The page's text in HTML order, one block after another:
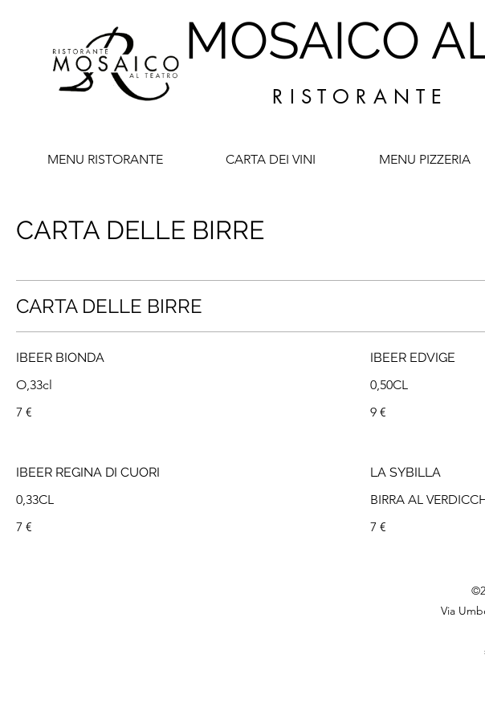
R I S T O R A N T E
MOSAICO
MENU RISTORANTE CARTA DEI VINI MENU PIZZERIA
CARTA DELLE BIRRE
CARTA DELLE BIRRE
IBEER BIONDA
7 €
IBEER EDVIGE
0,50CL
9 €
IBEER REGINA DI CUORI
0,33CL
7 €
LA SYBILLA
BIRRA AL
7 €
Via